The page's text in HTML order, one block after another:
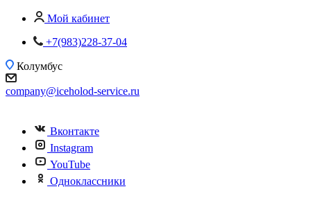
Мой кабинет
+7(983)228-37-04
Колумбус
company@iceholod-service.ru
Вконтакте
Instagram
YouTube
Одноклассники